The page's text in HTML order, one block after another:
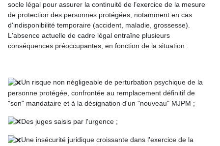
socle légal pour assurer la continuité de l’exercice de la mesure
de protection des personnes protégées, notamment en cas
d'indisponibilité temporaire (accident, maladie, grossesse).
L'absence actuelle de cadre légal entraîne plusieurs
conséquences préoccupantes, en fonction de la situation :
Un risque non négligeable de perturbation psychique de la
personne protégée, confrontée au remplacement définitif de
"son" mandataire et à la désignation d'un "nouveau" MJPM ;
Des juges saisis par l'urgence ;
Une insécurité juridique croissante dans l'exercice de la